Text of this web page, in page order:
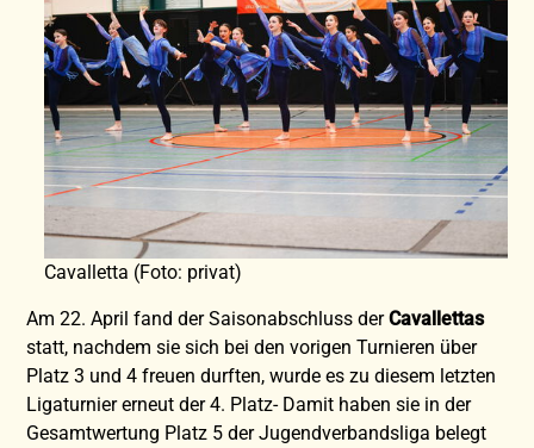
Cavalletta (Foto: privat)
Am 22. April fand der Saisonabschluss derCavallettas
statt, nachdem sie sich bei den vorigen Turnieren über
Platz 3 und 4 freuen durften, wurde es zu diesem letzten
Ligaturnier erneut der 4. Platz- Damit haben sie in der
Gesamtwertung Platz 5 der Jugendverbandsliga belegt